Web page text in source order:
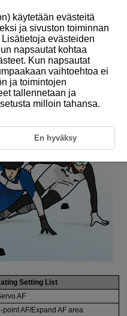
Speed Skating
skaters are moving at high
Setting List
AF
point AF/Expand AF area
käytetään evästeitä
ja sivuston toiminnan
evästeiden
napsautat kohtaa
Kun napsautat
vaihtoehtoa ei
ja toimintojen
tallennetaan ja
milloin tahansa.
En hyväksy